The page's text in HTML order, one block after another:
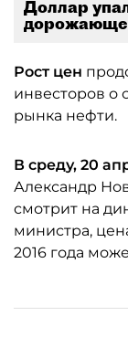
Доллар
Рост цен
инвесторов о
рынка нефти.
В среду, 20
Александр
смотрит на
министра,
2016 года